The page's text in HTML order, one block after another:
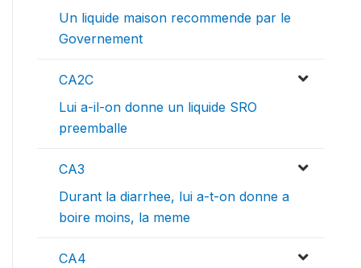
Un liquide maison recommende par le
Governement
CA2C
Lui a-il-on donne un liquide SRO
preemballe
CA3
Durant la diarrhee, lui a-t-on donne a
boire moins, la meme
CA4